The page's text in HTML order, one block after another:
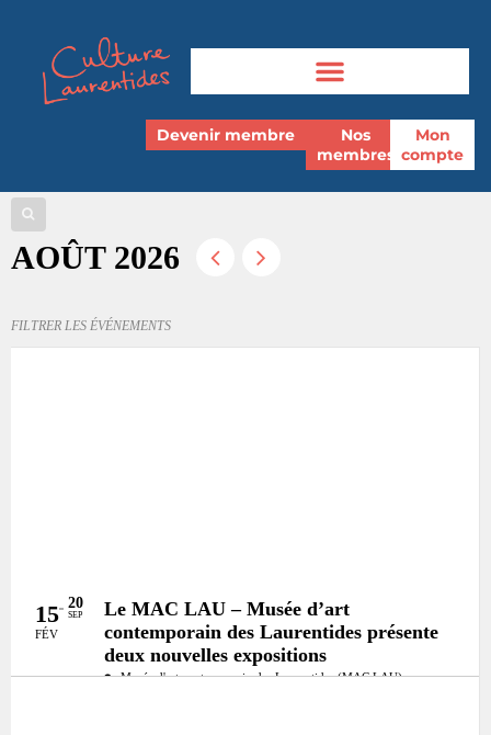
Devenir membre
Nos
membres
Mon
compte
AOÛT 2026
FILTRER LES ÉVÉNEMENTS
15
FÉV
20
SEP
Le MAC LAU – Musée d’art
contemporain des Laurentides présente
deux nouvelles expositions
Musée d'art contemporain des Laurentides (MAC LAU)